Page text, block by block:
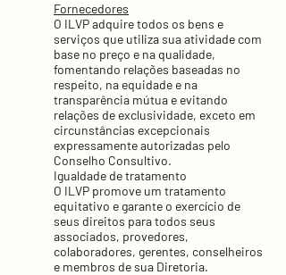
Fornecedores
O ILVP adquire todos os bens e
serviços que utiliza sua atividade com
base no preço e na qualidade,
fomentando relações baseadas no
respeito, na equidade e na
transparência mútua e evitando
relações de exclusividade, exceto em
circunstâncias excepcionais
expressamente autorizadas pelo
Conselho Consultivo.
Igualdade de tratamento
O ILVP promove um tratamento
equitativo e garante o exercício de
seus direitos para todos seus
associados, provedores,
colaboradores, gerentes, conselheiros
e membros de sua Diretoria.